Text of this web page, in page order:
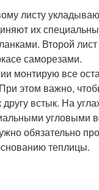
листу
их
Второй лист
саморезами.
монтирую все
этом важно,
другу встык. На
угловыми
обязательно
теплицы.